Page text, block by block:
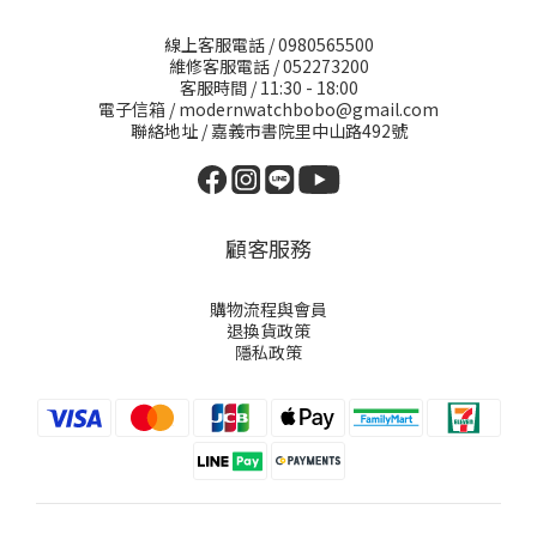
線上客服電話 / 0980565500
維修客服電話 / 052273200
客服時間 / 11:30 - 18:00
電子信箱 / modernwatchbobo@gmail.com
聯絡地址 / 嘉義市書院里中山路492號
顧客服務
購物流程與會員
退換貨政策
隱私政策